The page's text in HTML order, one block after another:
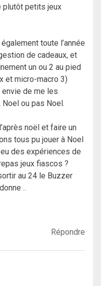
plutôt petits jeux
toute l’année
de cadeaux, et
un ou 2 au pied
et micro-macro 3)
envie de me les
Noel ou pas Noel.
noël et faire un
tous pu jouer à Noel
des expériences de
jeux fiascos ?
au 24 le Buzzer
..
Répondre